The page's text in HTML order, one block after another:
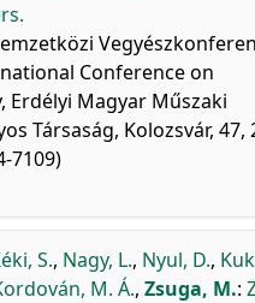
Conference on
Erdélyi Magyar Műszaki
Társaság, Kolozsvár, 47,
7109)
S., Nagy, L., Nyul, D.,
M. Á., Zsuga, M.: